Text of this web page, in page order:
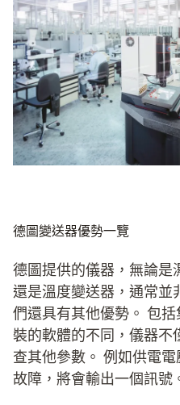
德圖變送器優勢一覽
德圖提供的儀器，無論是
還是溫度變送器，通常並
們還具有其他優勢。 包
裝的軟體的不同，儀器不
查其他參數。 例如供電
故障，將會輸出一個訊號